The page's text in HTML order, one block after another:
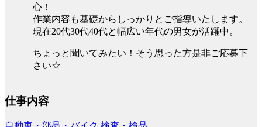
心！
作業内容も基礎からしっかりとご指導いたします。
現在20代30代40代と幅広い年代の男女が活躍中。
ちょっと聞いてみたい！そう思った方是非ご応募下
さい☆
仕事内容